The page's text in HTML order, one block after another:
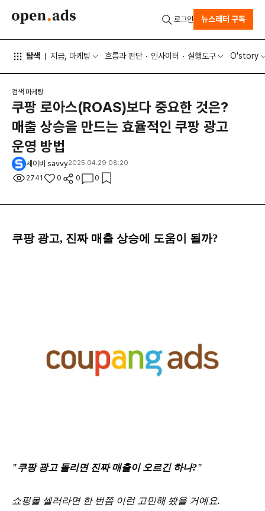
탐색 지금, 마케팅 흐름과 판단 인사이터 실행도구 O'story
로그인 뉴스레터 구독
검색 마케팅
쿠팡 로아스(ROAS)보다 중요한 것은?
매출 상승을 만드는 효율적인 쿠팡 광고
운영 방법
세이비 savvy2025.04.29 08:20
2741 0 0 0
쿠팡 광고, 진짜 매출 상승에 도움이 될까?
"쿠팡 광고 돌리면 진짜 매출이 오르긴 하나?"
쇼핑몰 셀러라면 한 번쯤 이런 고민해 봤을 거예요.